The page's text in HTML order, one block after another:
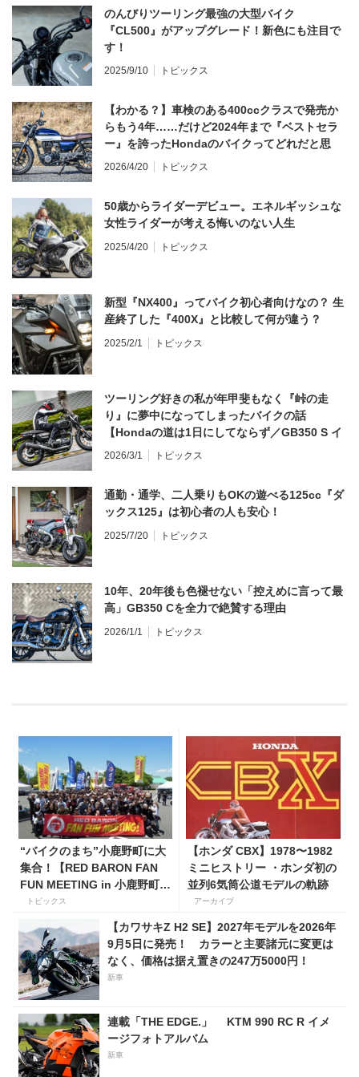
のんびりツーリング最強の大型バイク
『CL500』がアップグレード！新色にも注目で
す！
2025/9/10 トピックス
【わかる？】車検のある400ccクラスで発売か
らもう4年……だけど2024年まで『ベストセラ
ー』を誇ったHondaのバイクってどれだと思
う？
2026/4/20 トピックス
50歳からライダーデビュー。エネルギッシュな
女性ライダーが考える悔いのない人生
2025/4/20 トピックス
新型『NX400』ってバイク初心者向けなの？ 生
産終了した『400X』と比較して何が違う？
2025/2/1 トピックス
ツーリング好きの私が年甲斐もなく『峠の走
り』に夢中になってしまったバイクの話
【Hondaの道は1日にしてならず／GB350 S イ
ンプレ・レビュー 前編】
2026/3/1 トピックス
通勤・通学、二人乗りもOKの遊べる125cc『ダ
ックス125』は初心者の人も安心！
2025/7/20 トピックス
10年、20年後も色褪せない「控えめに言って最
高」GB350 Cを全力で絶賛する理由
2026/1/1 トピックス
“バイクのまち”小鹿野町に大
集合！【RED BARON FAN
FUN MEETING in 小鹿野町
秩父ミューズパーク】
トピックス
【ホンダ CBX】1978〜1982
ミニヒストリー ・ホンダ初の
並列6気筒公道モデルの軌跡
アーカイブ
【カワサキZ H2 SE】2027年モデルを2026年
9月5日に発売！ カラーと主要諸元に変更は
なく、価格は据え置きの247万5000円！
新車
連載「THE EDGE.」 KTM 990 RC R イメ
ージフォトアルバム
新車